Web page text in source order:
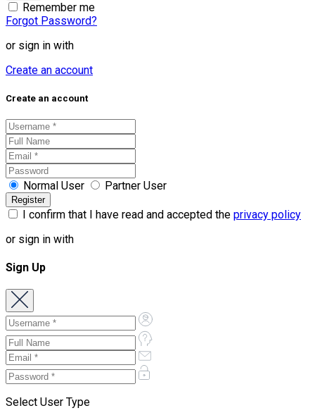
Remember me
Forgot Password?
or sign in with
Create an account
Create an account
Normal User Partner User
I confirm that I have read and accepted the privacy policy
or sign in with
Sign Up
Select User Type